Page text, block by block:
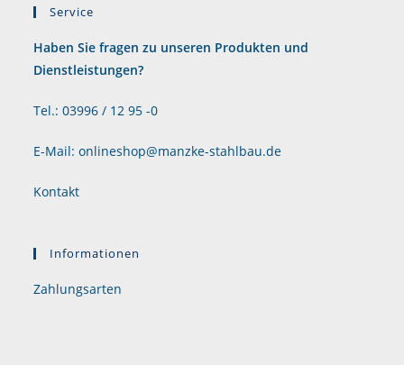
Service
Haben Sie fragen zu unseren Produkten und
Dienstleistungen?
Tel.: 03996 / 12 95 -0
E-Mail: onlineshop@manzke-stahlbau.de
Kontakt
Informationen
Zahlungsarten